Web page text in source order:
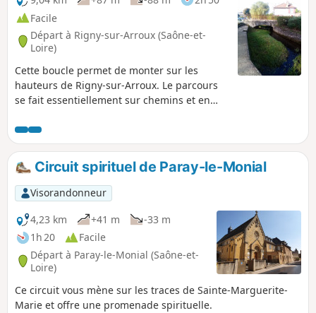
Facile
Départ à Rigny-sur-Arroux (Saône-et-
Loire)
Cette boucle permet de monter sur les
hauteurs de Rigny-sur-Arroux. Le parcours
se fait essentiellement sur chemins et en
Circuit spirituel de Paray-le-Monial
Visorandonneur
4,23 km
+41 m
-33 m
1h 20
Facile
Départ à Paray-le-Monial (Saône-et-
Loire)
Ce circuit vous mène sur les traces de Sainte-Marguerite-
Marie et offre une promenade spirituelle.